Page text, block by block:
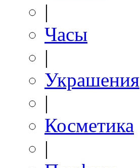
|
Часы
|
Украшения
|
Косметика
|